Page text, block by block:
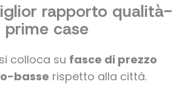
rapporto qualità-
prime case
colloca su fasce di prezzo
basse rispetto alla città.